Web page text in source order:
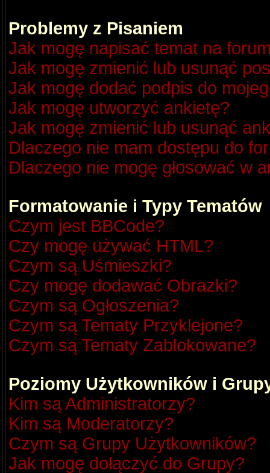
Problemy z Pisaniem
Jak mogę napisać temat na
Jak mogę zmienić lub usunąć
Jak mogę dodać podpis do
Jak mogę utworzyć ankietę?
Jak mogę zmienić lub usunąć
Dlaczego nie mam dostępu do
Dlaczego nie mogę głosować w
Formatowanie i Typy Tematów
Czym jest BBCode?
Czy mogę używać HTML?
Czym są Uśmieszki?
Czy mogę dodawać Obrazki?
Czym są Ogłoszenia?
Czym są Tematy Przyklejone?
Czym są Tematy Zablokowane?
Poziomy Użytkowników i
Kim są Administratorzy?
Kim są Moderatorzy?
Czym są Grupy Użytkowników?
Jak mogę dołączyć do Grupy?